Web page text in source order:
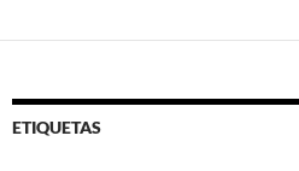
ETIQUETAS